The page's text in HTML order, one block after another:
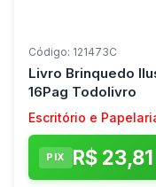
Código: 121473C
Livro Brinquedo
16Pag Todolivro
Escritório e
PIX R$ 23,81